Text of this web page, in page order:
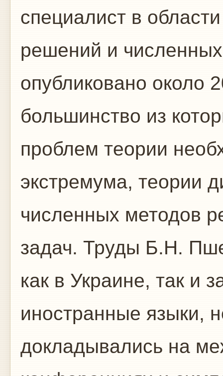
специалист в
решений и
опубликовано около
большинство из
проблем теории
экстремума, теории
численных методов
задач. Труды Б.Н.
как в Украине, так и
иностранные языки,
докладывались на